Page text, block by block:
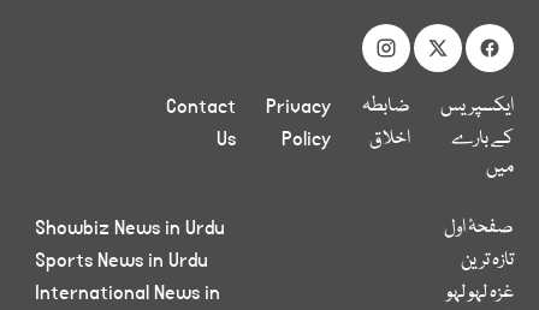
ایکسپریس
کے بارے
میں
ضابطہ
اخلاق
Privacy
Policy
Contact
Us
صفحۂ اول
تازہ ترین
غزہ لہو لہو
Showbiz News in Urdu
Sports News in Urdu
International News in